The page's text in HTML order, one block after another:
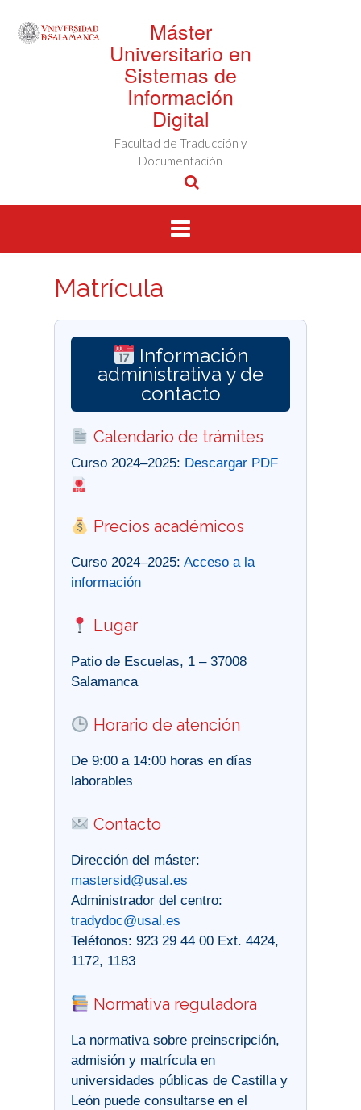
contenido
Máster
Universitario en
Sistemas de
Información
Digital
Facultad de Traducción y
Documentación
Matrícula
Información
administrativa y de
contacto
Calendario de trámites
Curso 2024–2025: Descargar PDF
Precios académicos
Curso 2024–2025: Acceso a la
información
Lugar
Patio de Escuelas, 1 – 37008
Salamanca
Horario de atención
De 9:00 a 14:00 horas en días
laborables
Contacto
Dirección del máster:
mastersid@usal.es
Administrador del centro:
tradydoc@usal.es
Teléfonos: 923 29 44 00 Ext. 4424,
1172, 1183
Normativa reguladora
La normativa sobre preinscripción,
admisión y matrícula en
universidades públicas de Castilla y
León puede consultarse en el